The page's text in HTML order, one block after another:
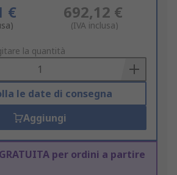
€ 692,12 €
(IVA inclusa)
la quantità
le date di consegna
Aggiungi
per ordini a partire